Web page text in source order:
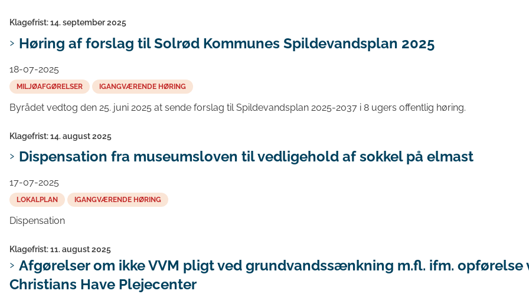
Klagefrist: 14. september 2025
Høring af forslag til Solrød Kommunes Spildevandsplan 2025
18-07-2025
MILJØAFGØRELSER IGANGVÆRENDE HØRING
Byrådet vedtog den 25. juni 2025 at sende forslag til Spildevandsplan 2025-2037 i 8 ugers offentlig høring.
Klagefrist: 14. august 2025
Dispensation fra museumsloven til vedligehold af sokkel på elmast
17-07-2025
LOKALPLAN IGANGVÆRENDE HØRING
Dispensation
Klagefrist: 11. august 2025
Afgørelser om ikke VVM pligt ved grundvandssænkning m.fl. ifm. opførelse
Christians Have Plejecenter